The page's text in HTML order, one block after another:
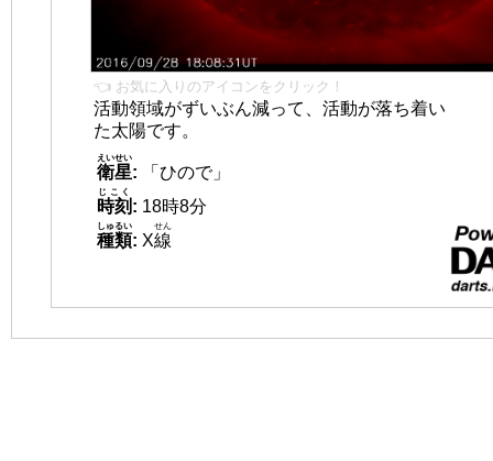
👈 お気に入りのアイコンをクリック！
活動領域がずいぶん減って、活動が落ち着い
た太陽です。
衛星
えいせい
:
「ひので」
時刻
じこく
: 18時8分
種類
しゅるい
: X線
せん